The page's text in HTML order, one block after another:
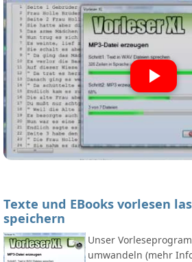
Texte und EBooks vorlesen
speichern
Unser
umwandeln (mehr